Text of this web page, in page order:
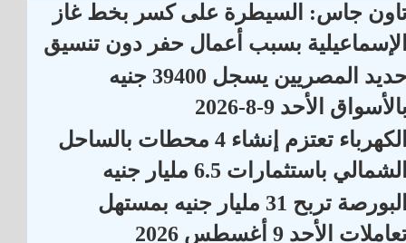
جاس: السيطرة على كسر بخط غاز
بسبب أعمال حفر دون تنسيق
حديد المصريين يسجل 39400 جنيه
الأحد 9-8-2026
الكهرباء تعتزم إنشاء 4 محطات بالساحل
باستثمارات 6.5 مليار جنيه
البورصة تربح 31 مليار جنيه بمستهل
الأحد 9 أغسطس 2026